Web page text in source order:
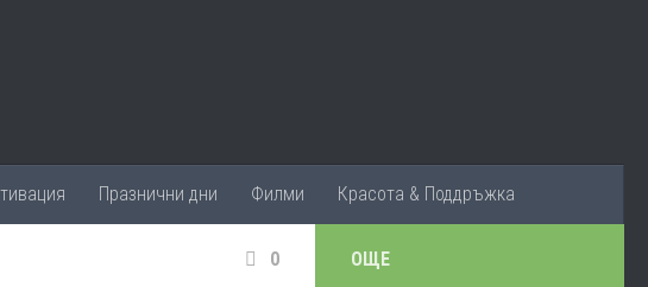
Празнични дни Филми Красота & Поддръжка
0 ОЩЕ